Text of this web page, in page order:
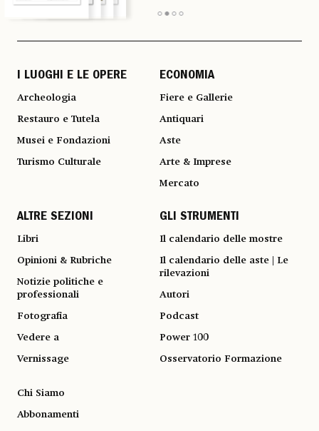
I LUOGHI E LE OPERE
Archeologia
Restauro e Tutela
Musei e Fondazioni
Turismo Culturale
ECONOMIA
Fiere e Gallerie
Antiquari
Aste
Arte & Imprese
Mercato
ALTRE SEZIONI
Libri
Opinioni & Rubriche
Notizie politiche e
professionali
Fotografia
Vedere a
Vernissage
GLI STRUMENTI
Il calendario delle mostre
Il calendario delle aste | Le
rilevazioni
Autori
Podcast
Power 100
Osservatorio Formazione
Chi Siamo
Abbonamenti